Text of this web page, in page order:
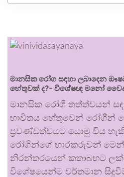
මානසික රෝග සඳහා ලබාදෙන
හේතුවක් ද?- විශේෂඥ මනෝ
මානසික රෝගී තත්ත්වයන්
භාවිතය හේතුවෙන් රෝගීන්
ප්‍රචණ්ඩත්වයට යොමු විය
රෝගීන්ගේ භාරකරුවන්
නිරන්තරයෙන් කතාබහට
විශේෂයෙන්ම වර්තමාන